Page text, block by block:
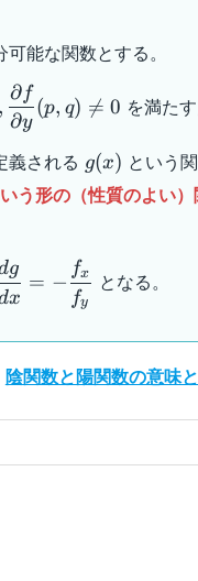
能な関数とする。
(p
,
∂y
∂f
(p, q) 
= 0 を満た
義される g(x)
g(x) という
う形の（性質のよい
= -
x
g
= −
fy
fx となる。
陰関数と陽関数の意味